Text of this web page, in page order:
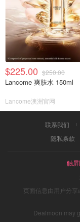
$225.00 $250.00
Lancome 爽肤水 150ml
Lancome澳洲官网
联系我们
隐私条款
触
页面信息由用户分
Dealmoon may